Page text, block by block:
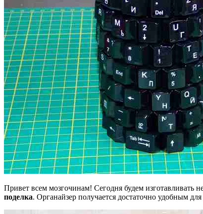
Привет всем мозгочинам! Сегодня будем изготавливать
поделка. Органайзер получается достаточно удобным